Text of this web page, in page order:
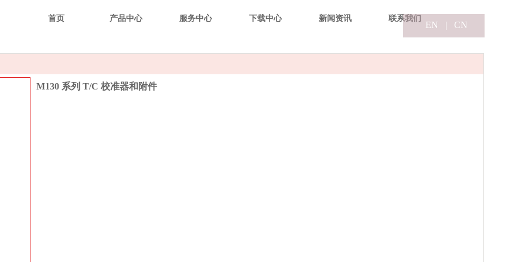
EN | CN
首页 产品中心 服务中心 下载中心 新闻资讯 联系我们
M130 系列 T/C 校准器和附件